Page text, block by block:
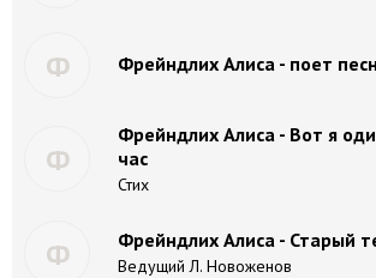
Ф Фрейндлих Алиса - поет
Ф
Фрейндлих Алиса - Вот я
час
Стих
Ф Фрейндлих Алиса - Старый
Ведущий Л. Новоженов